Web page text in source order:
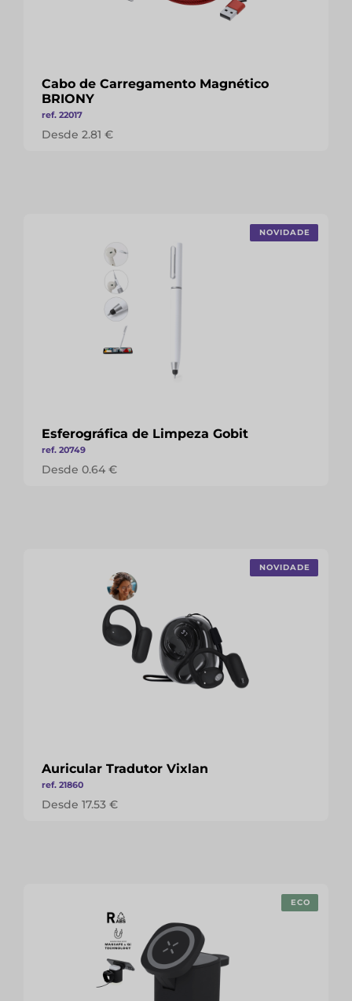
Cabo de Carregamento Magnético
BRIONY
ref. 22017
Desde 2.81 €
NOVIDADE
Esferográfica de Limpeza Gobit
ref. 20749
Desde 0.64 €
NOVIDADE
Auricular Tradutor Vixlan
ref. 21860
Desde 17.53 €
ECO